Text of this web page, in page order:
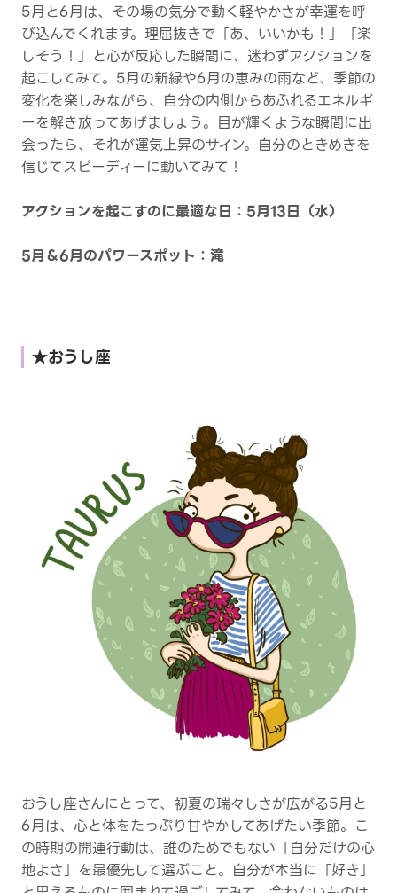
5月と6月は、その場の気分で動く軽やかさが幸運を呼
び込んでくれます。理屈抜きで「あ、いいかも！」「楽
しそう！」と心が反応した瞬間に、迷わずアクションを
起こしてみて。5月の新緑や6月の恵みの雨など、季節の
変化を楽しみながら、自分の内側からあふれるエネルギ
ーを解き放ってあげましょう。目が輝くような瞬間に出
会ったら、それが運気上昇のサイン。自分のときめきを
信じてスピーディーに動いてみて！
アクションを起こすのに最適な日：5月13日（水）
5月＆6月のパワースポット：滝
★おうし座
おうし座さんにとって、初夏の瑞々しさが広がる5月と
6月は、心と体をたっぷり甘やかしてあげたい季節。こ
の時期の開運行動は、誰のためでもない「自分だけの心
地よさ」を最優先して選ぶこと。自分が本当に「好き」